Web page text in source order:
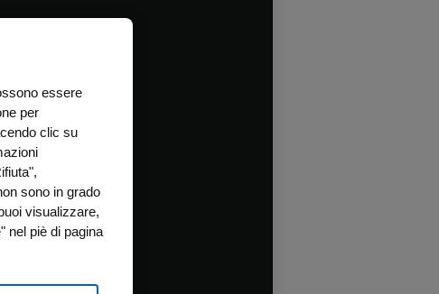
essere
per
clic su
sono in grado
visualizzare,
nel piè di pagina